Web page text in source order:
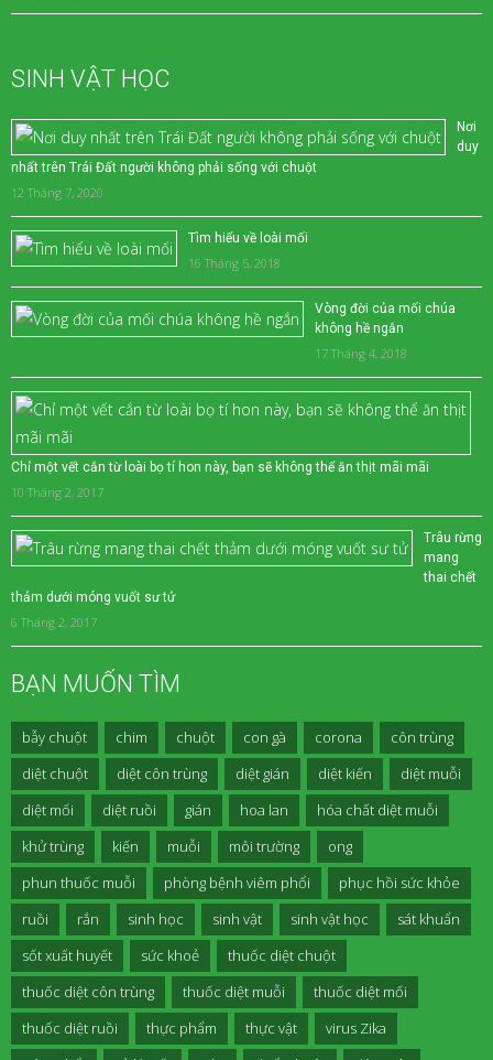
SINH VẬT HỌC
Nơi
duy
nhất trên Trái Đất người không phải sống với chuột
12 Tháng 7, 2020
Tìm hiểu về loài mối
16 Tháng 5, 2018
Vòng đời của mối chúa
không hề ngắn
17 Tháng 4, 2018
Chỉ một vết cắn từ loài bọ tí hon này, bạn sẽ không thể ăn thịt mãi mãi
10 Tháng 2, 2017
Trâu rừng
mang
thai chết
thảm dưới móng vuốt sư tử
6 Tháng 2, 2017
BẠN MUỐN TÌM
bẫy chuột chim chuột con gà corona
côn trùng
diệt chuột
diệt côn trùng diệt gián diệt kiến
diệt muỗi
diệt mối
diệt ruồi gián hoa lan
hóa chất diệt muỗi
khử trùng
kiến muỗi môi trường
ong
phun thuốc muỗi
phòng bệnh viêm phổi
phục hồi sức khỏe
ruồi
rắn sinh học sinh vật sinh vật học
sát khuẩn
sốt xuất huyết
sức khoẻ
thuốc diệt chuột
thuốc diệt côn trùng
thuốc diệt muỗi
thuốc diệt mối
thuốc diệt ruồi
thực phẩm thực vật
virus Zika